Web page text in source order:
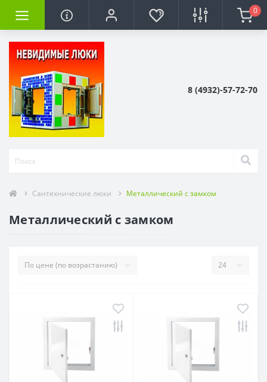
0
8 (4932)-57-72-70
Сантехнические люки Металлический с замком
Металлический с замком